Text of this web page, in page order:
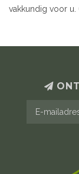
vakkundig voor u.